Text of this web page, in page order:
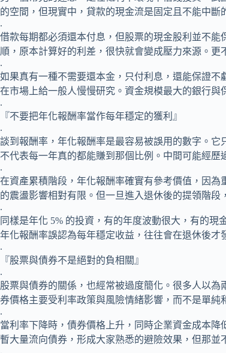
的空間，但現實中，貸款的現金流是固定且不能中
.
借款每期都必須還本付息，但股票的現金股利並不
順，原本計算好的利差，很快就會變成壓力來源。更
.
如果真有一種不需要還本金，只付利息，還能保證
在市場上給一般人慢慢研究。資金規模最大的銀行與
.
『不要把年化報酬率當作每年穩定的獲利』
.
談到報酬率，年化報酬率是最容易被誤用的數字。
不代表每一年真的都能賺到那個比例。中間可能經歷
.
在資產累積階段，年化報酬率確實有參考價值，因
的震盪影響相對有限。但一旦進入退休後的提領階段
.
同樣是年化 5% 的投資，有的年度波動很大，有的
年化報酬率誤認為每年穩定收益，往往會在退休後才
.
『股票與債券不是絕對的負相關』
.
股票與債券的關係，也經常被過度簡化。很多人以
券價格主要受利率政策與風險情緒影響，而不是單純
.
當利率下降時，債券價格上升，同時企業資金成本
暫大量流向債券，形成大家熟悉的避險效果，但那並
.